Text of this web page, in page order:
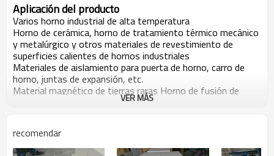
Aplicación del producto
Varios horno industrial de alta temperatura
Horno de cerámica, horno de tratamiento térmico mecánico
y metalúrgico y otros materiales de revestimiento de
superficies calientes de hornos industriales
Materiales de aislamiento para puerta de horno, carro de
horno, juntas de expansión, etc.
Material magnético de tierras raras Horno de fusión de
fundición, revestimiento de hornos de cuchara
Techo del horno túnel
VER MÁS
recomendar